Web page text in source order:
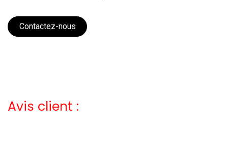
Contactez-nous
Avis client :